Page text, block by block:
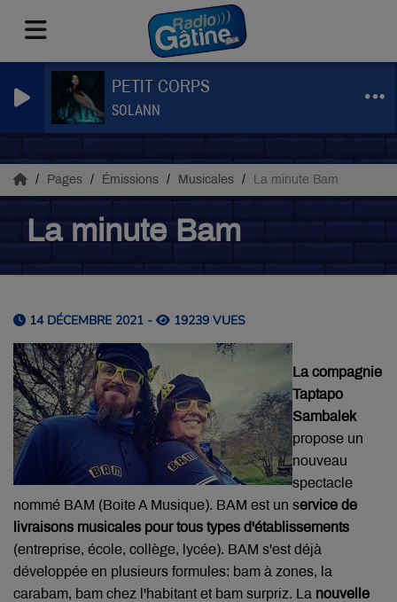
PETIT CORPS
SOLANN
Pages Émissions Musicales La minute Bam
La minute Bam
14 DÉCEMBRE 2021 - 19239 VUES
La compagnie
Taptapo
Sambalek
propose un
nouveau
spectacle
nommé BAM (Boite A Musique). BAM est un service de
livraisons musicales pour tous types d'établissements
(entreprise, école, collège, lycée). BAM s'est déjà
développée en plusieurs formules: bam à zones, la
carabam, bam chez l'habitant et bam surpriz. La nouvelle